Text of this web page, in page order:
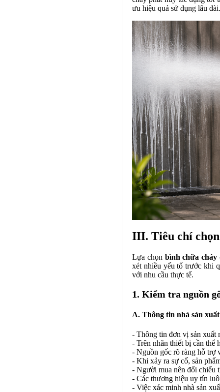
ưu hiệu quả sử dụng lâu dài.
III. Tiêu chí
Lựa chọn bình chữa cháy
xét nhiều yếu tố trước khi
với nhu cầu thực tế.
1. Kiểm tra nguồn
A. Thông tin nhà sản
- Thông tin đơn vị sản xuất
- Trên nhãn thiết bị cần thể
- Nguồn gốc rõ ràng hỗ trợ
- Khi xảy ra sự cố, sản
- Người mua nên đối chiếu
- Các thương hiệu uy tín
- Việc xác minh nhà sản